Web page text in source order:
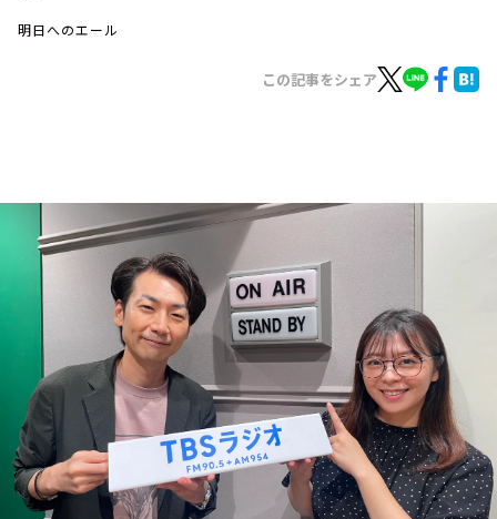
お知らせ
イベント・グッズ
YouTube
会社情報
明日へのエール
この記事をシェア